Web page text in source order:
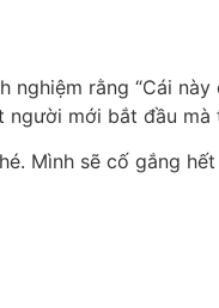
rằng “Cái
người mới bắt đầu mà
Mình sẽ cố gắng